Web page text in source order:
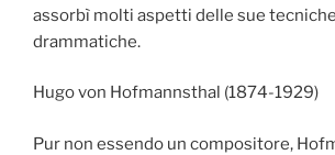
assorbì molti aspetti delle sue
drammatiche.
Hugo von Hofmannsthal (1874-1929)
Pur non essendo un compositore,